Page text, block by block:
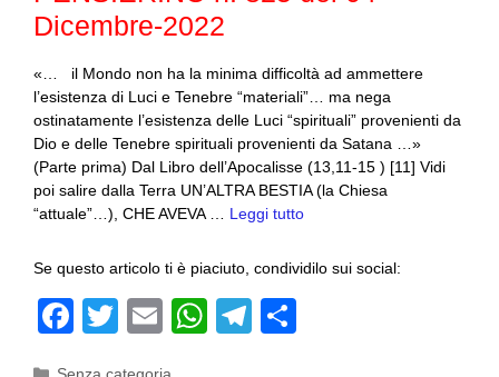
k
Dicembre-2022
«… il Mondo non ha la minima difficoltà ad ammettere
l’esistenza di Luci e Tenebre “materiali”… ma nega
ostinatamente l’esistenza delle Luci “spirituali” provenienti da
Dio e delle Tenebre spirituali provenienti da Satana …»
(Parte prima) Dal Libro dell’Apocalisse (13,11-15 ) [11] Vidi
poi salire dalla Terra UN’ALTRA BESTIA (la Chiesa
“attuale”…), CHE AVEVA … Leggi tutto
Se questo articolo ti è piaciuto, condividilo sui social:
F
T
E
W
T
Categorie
Senza categoria